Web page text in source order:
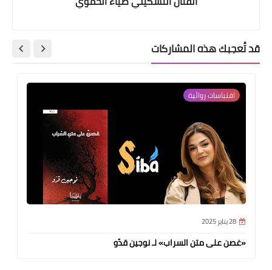
قد تُعجبك هذه المشاركات
اقتباسات روائية
28 يناير 2025
«غصن على متن السراب» لـ نوجين قدّو